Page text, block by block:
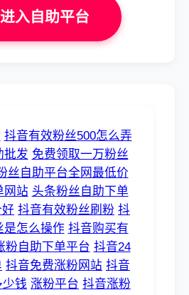
入自助平台
抖音有效粉丝500怎么弄
批发 免费领取一万粉丝
丝自助平台全网最低价
网站 头条粉丝自助下单
抖音有效粉丝刷粉 抖
是怎么操作 抖音购买有
粉自助下单平台 抖音24
抖音免费涨粉网站 抖音
少钱 涨粉平台 抖音涨粉